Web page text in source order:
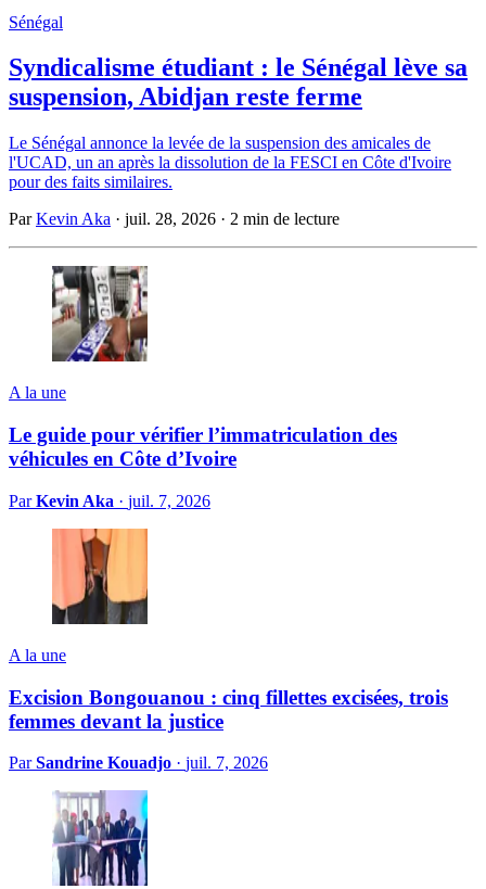
Sénégal
Syndicalisme étudiant : le Sénégal lève sa
suspension, Abidjan reste ferme
Le Sénégal annonce la levée de la suspension des amicales de
l'UCAD, un an après la dissolution de la FESCI en Côte d'Ivoire
pour des faits similaires.
ParKevin Aka · juil. 28, 2026 · 2 min de lecture
A la une
Le guide pour vérifier l’immatriculation des
véhicules en Côte d’Ivoire
ParKevin Aka · juil. 7, 2026
A la une
Excision Bongouanou : cinq fillettes excisées, trois
femmes devant la justice
ParSandrine Kouadjo · juil. 7, 2026